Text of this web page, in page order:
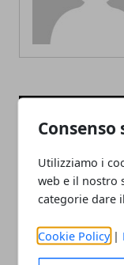
Consenso
Utilizziamo i
web e il nostro
categorie dare
Cookie Policy |